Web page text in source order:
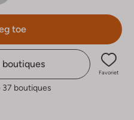
toe
boutiques
Favoriet
37 boutiques